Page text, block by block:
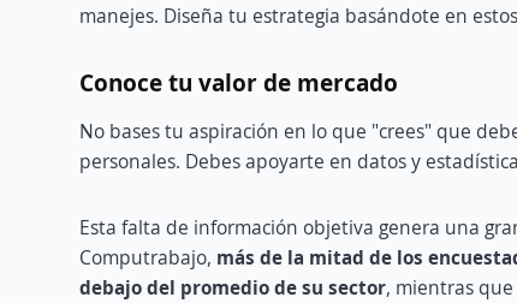
manejes. Diseña tu estrategia basándote en
Conoce tu valor de mercado
No bases tu aspiración en lo que "crees" que
personales. Debes apoyarte en datos y
Esta falta de información objetiva genera una
Computrabajo, más de la mitad de los
debajo del promedio de su sector, mientras